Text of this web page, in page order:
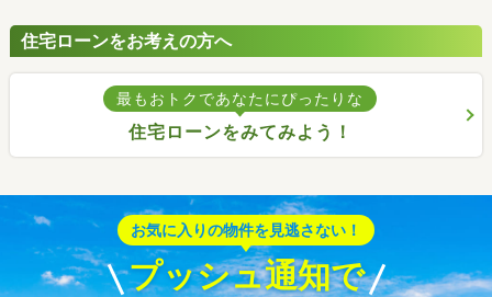
住宅ローンをお考えの方へ
最もおトクであなたにぴったりな
住宅ローンをみてみよう！
お気に入りの物件を見逃さない！
プッシュ通知で